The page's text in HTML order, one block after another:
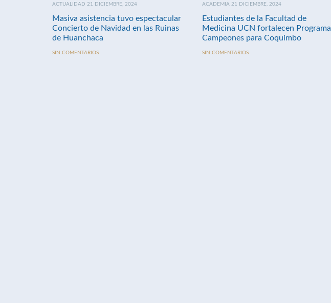
ACTUALIDAD 21 DICIEMBRE, 2024
Masiva asistencia tuvo espectacular
Concierto de Navidad en las Ruinas
de Huanchaca
SIN COMENTARIOS
ACADEMIA 21 DICIEMBRE, 2024
Estudiantes de la Facultad de
Medicina UCN fortalecen Programa
Campeones para Coquimbo
SIN COMENTARIOS